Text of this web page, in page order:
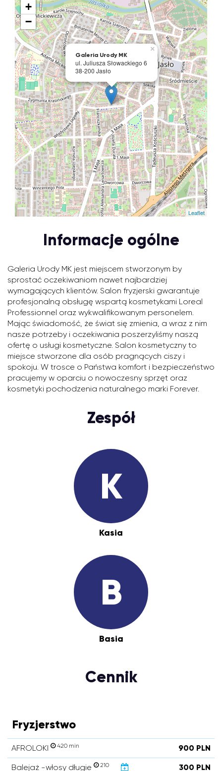
Galeria Urody MK
ul. Juliusza Słowackiego 6
38-200 Jasło
×
+
−
Leaflet
Informacje ogólne
Galeria Urody MK jest miejscem stworzonym by
sprostać oczekiwaniom nawet najbardziej
wymagających klientów. Salon fryzjerski gwarantuje
profesjonalną obsługę wspartą kosmetykami Loreal
Professionnel oraz wykwalifikowanym personelem.
Mając świadomość, że świat się zmienia, a wraz z nim
nasze potrzeby i oczekiwania poszerzyliśmy naszą
ofertę o usługi kosmetyczne. Salon kosmetyczny to
miejsce stworzone dla osób pragnących ciszy i
spokoju. W trosce o Państwa komfort i bezpieczeństwo
pracujemy w oparciu o nowoczesny sprzęt oraz
kosmetyki pochodzenia naturalnego marki Forever.
Zespół
K
Kasia
B
Basia
Cennik
Fryzjerstwo
AFROLOKI 420 min 900 PLN
Balejaż -włosy długie 210 300 PLN